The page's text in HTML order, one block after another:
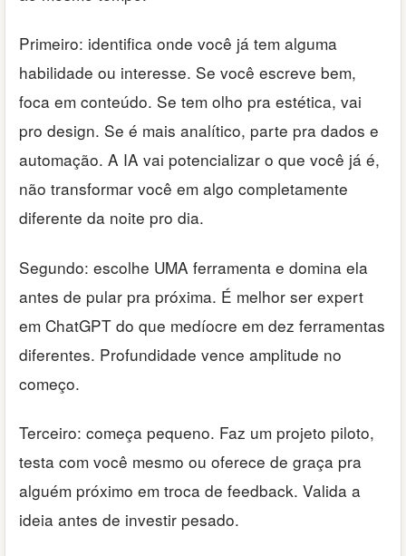
Primeiro: identifica onde você já tem alguma
habilidade ou interesse. Se você escreve bem,
foca em conteúdo. Se tem olho pra estética, vai
pro design. Se é mais analítico, parte pra dados e
automação. A IA vai potencializar o que você já é,
não transformar você em algo completamente
diferente da noite pro dia.
Segundo: escolhe UMA ferramenta e domina ela
antes de pular pra próxima. É melhor ser expert
em ChatGPT do que medíocre em dez ferramentas
diferentes. Profundidade vence amplitude no
começo.
Terceiro: começa pequeno. Faz um projeto piloto,
testa com você mesmo ou oferece de graça pra
alguém próximo em troca de feedback. Valida a
ideia antes de investir pesado.